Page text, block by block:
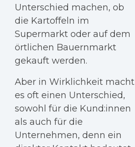
Unterschied machen, ob
die Kartoffeln im
Supermarkt oder auf dem
örtlichen Bauernmarkt
gekauft werden.
Aber in Wirklichkeit macht
es oft einen Unterschied,
sowohl für die Kund:innen
als auch für die
Unternehmen, denn ein